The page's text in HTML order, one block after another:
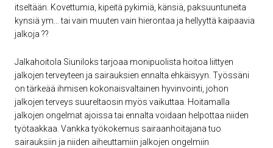
itseltään. Kovettumia, kipeitä pykimiä, känsiä, paksuuntuneita
kynsiä ym… tai vain muuten vain hierontaa ja hellyyttä kaipaavia
jalkoja ??
Jalkahoitola Siuniloks tarjoaa monipuolista hoitoa liittyen
jalkojen terveyteen ja sairauksien ennalta ehkäisyyn. Työssäni
on tärkeää ihmisen kokonaisvaltainen hyvinvointi, johon
jalkojen terveys suureltaosin myös vaikuttaa. Hoitamalla
jalkojen ongelmat ajoissa tai ennalta voidaan helpottaa niiden
työtaakkaa. Vankka työkokemus sairaanhoitajana tuo
sairauksiin ja niiden aiheuttamiin jalkojen ongelmiin